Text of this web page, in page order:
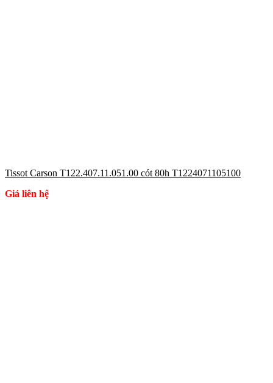
Tissot Carson T122.407.11.051.00 cót 80h T1224071105100
Giá liên hệ